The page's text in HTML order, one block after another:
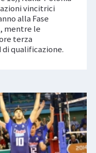
vincitrici
alla Fase
mentre le
terza
qualificazione.